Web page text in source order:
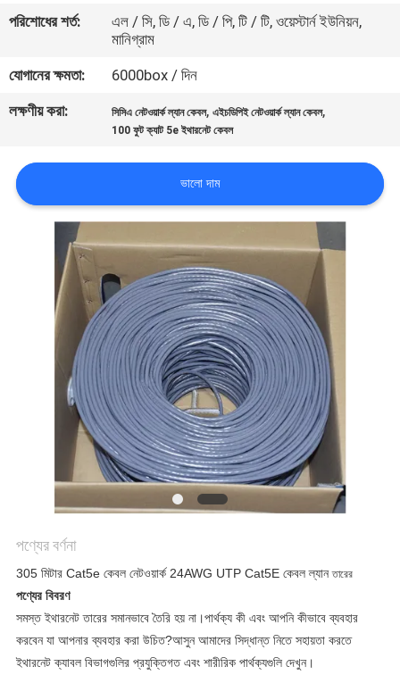
করুন
কেস
গোপনীয়তা
পরিশোধের শর্ত:
এল / সি, ডি / এ, ডি / পি, টি / টি, ওয়েস্টার্ন ইউনিয়ন,
মানিগ্রাম
যোগানের ক্ষমতা:
6000box / দিন
লক্ষণীয় করা:
সিসিএ নেটওয়ার্ক ল্যান কেবল,এইচডিপিই নেটওয়ার্ক ল্যান কেবল,
100 ফুট ক্যাট 5e ইথারনেট কেবল
ভালো দাম
পণ্যের বর্ণনা
305 মিটার Cat5e কেবল নেটওয়ার্ক 24AWG UTP Cat5E কেবল ল্যানতারের
পণ্যের বিবরণ
সমস্ত ইথারনেট তারের সমানভাবে তৈরি হয় না।পার্থক্য কী এবং আপনি কীভাবে ব্যবহার
করবেন যা আপনার ব্যবহার করা উচিত?আসুন আমাদের সিদ্ধান্ত নিতে সহায়তা করতে
ইথারনেট ক্যাবল বিভাগগুলির প্রযুক্তিগত এবং শারীরিক পার্থক্যগুলি দেখুন।